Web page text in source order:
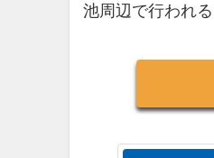
池周辺で行われ